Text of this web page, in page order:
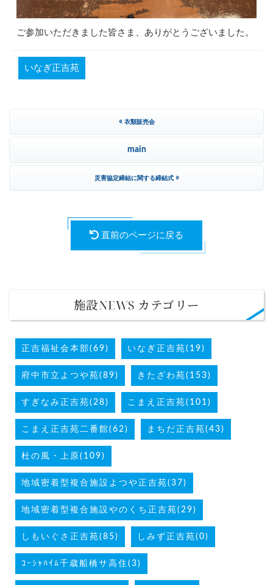
ご参加いただきました皆さま、ありがとうございました。
いなぎ正吉苑
« 衣類販売会
main
災害協定締結に関する締結式»
直前のページに戻る
施設NEWS カテゴリー
正吉福祉会本部(69) いなぎ正吉苑(19)
府中市立よつや苑(89) きたざわ苑(153)
すぎなみ正吉苑(28) こまえ正吉苑(101)
こまえ正吉苑二番館(62) まちだ正吉苑(43)
杜の風・上原(109)
地域密着型複合施設よつや正吉苑(37)
地域密着型複合施設やのくち正吉苑(29)
しもいぐさ正吉苑(85) しみず正吉苑(0)
ｺｰｼｬﾊｲﾑ千歳船橋サ高住(3)